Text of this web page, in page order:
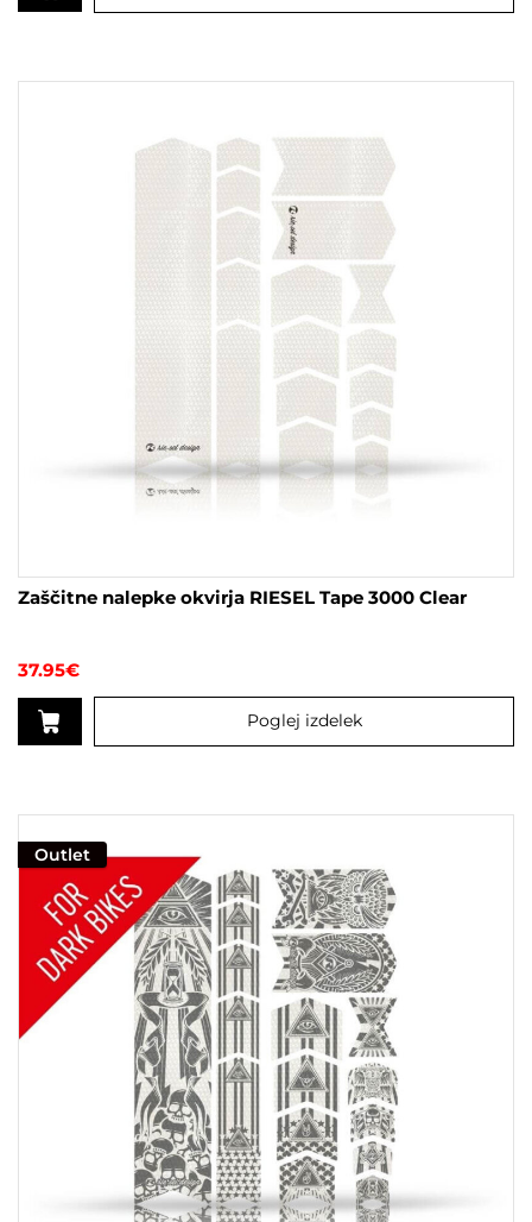
Zaščitne nalepke okvirja RIESEL Tape 3000 Clear
37.95€
Poglej izdelek
Outlet